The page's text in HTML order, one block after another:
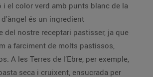
i el color verd amb punts blanc de la
és un ingredient
del nostre receptari pastisser, ja que
a farciment de molts pastissos,
A les Terres de l’Ebre, per exemple,
seca i cruixent, ensucrada per